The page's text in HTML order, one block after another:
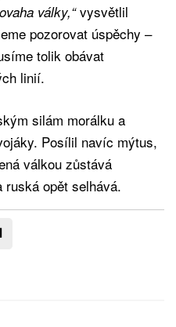
války,“vysvětlil
pozorovat úspěchy –
tolik obávat
linií.
silám morálku a
Posílil navíc mýtus,
válkou zůstává
opět selhává.